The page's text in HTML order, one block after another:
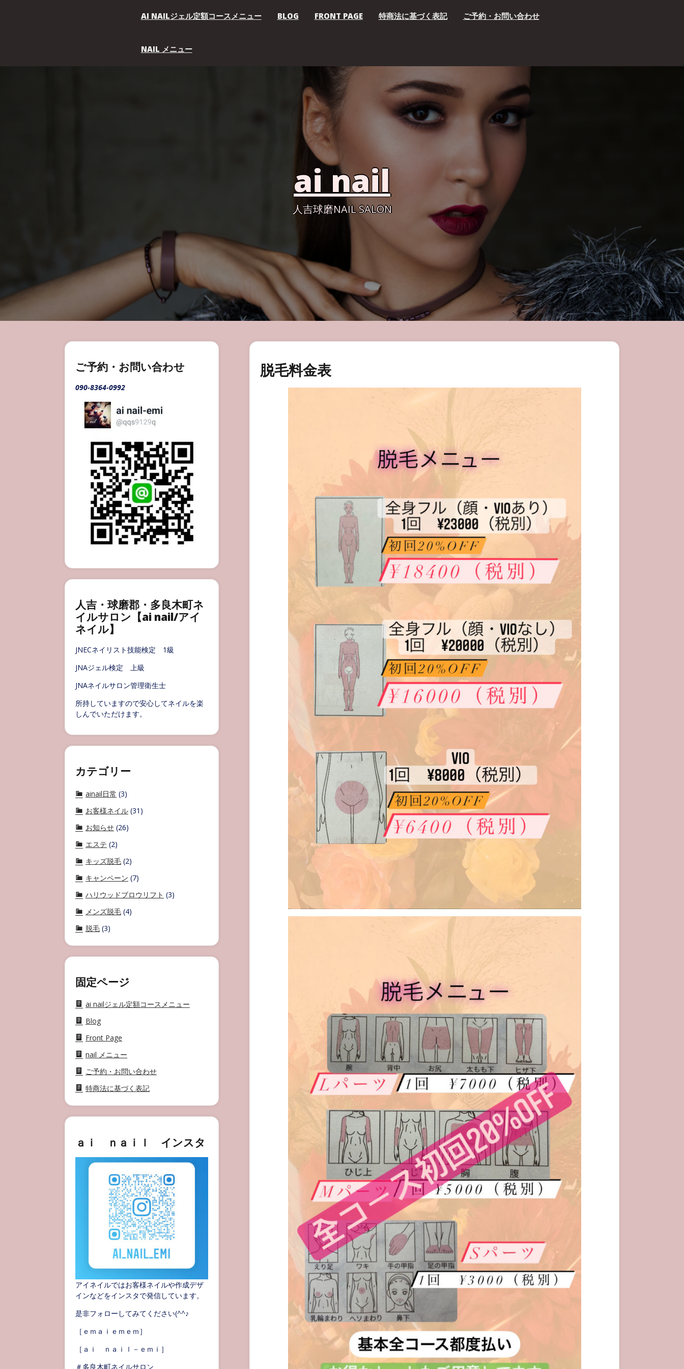
AI NAILジェル定額コースメニュー BLOG FRONT PAGE 特商法に基づく表記 ご予約・お問い合わせ
NAIL メニュー
ai nail
人吉球磨NAIL SALON
脱毛料金表
ご予約・お問い合わせ
090-8364-0992
人吉・球磨郡・多良木町ネ
イルサロン【ai nail/アイ
ネイル】
JNECネイリスト技能検定 1級
JNAジェル検定 上級
JNAネイルサロン管理衛生士
所持していますので安心してネイルを楽
しんでいただけます。
カテゴリー
ainail日常 (3)
お客様ネイル (31)
お知らせ (26)
エステ (2)
キッズ脱毛 (2)
キャンペーン (7)
ハリウッドブロウリフト (3)
メンズ脱毛 (4)
脱毛 (3)
固定ページ
ai nailジェル定額コースメニュー
Blog
Front Page
nail メニュー
ご予約・お問い合わせ
特商法に基づく表記
ａｉ ｎａｉｌ インスタ
アイネイルではお客様ネイルや作成デザ
インなどをインスタで発信しています。
是非フォローしてみてください(^^♪
［ｅｍａｉｅｍｅｍ］
［ａｉ ｎａｉｌ－ｅｍｉ］
＃多良木町ネイルサロン